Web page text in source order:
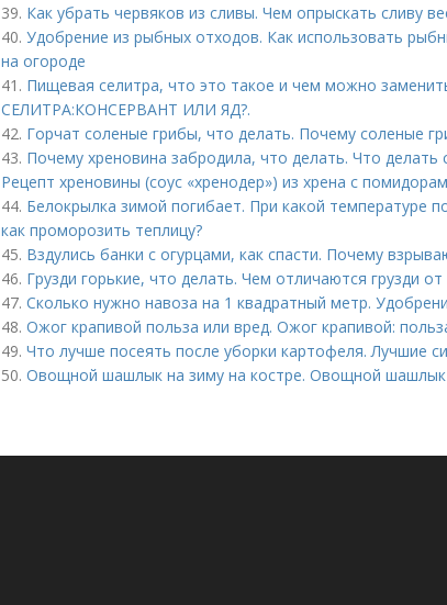
39. Как убрать червяков из сливы. Чем опрыскать сливу
40. Удобрение из рыбных отходов. Как использовать
на огороде
41. Пищевая селитра, что это такое и чем можно
СЕЛИТРА:КОНСЕРВАНТ ИЛИ ЯД?.
42. Горчат соленые грибы, что делать. Почему соленые
43. Почему хреновина забродила, что делать. Что делать
Рецепт хреновины (соус «хренодер») из хрена с
44. Белокрылка зимой погибает. При какой температуре
как проморозить теплицу?
45. Вздулись банки с огурцами, как спасти. Почему
46. Грузди горькие, что делать. Чем отличаются грузди
47. Сколько нужно навоза на 1 квадратный метр.
48. Ожог крапивой польза или вред. Ожог крапивой:
49. Что лучше посеять после уборки картофеля. Лучшие
50. Овощной шашлык на зиму на костре. Овощной шашлык